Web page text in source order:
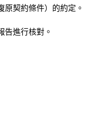
契約條件）的約定。
告進行核對。